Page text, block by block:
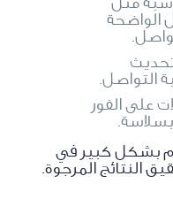
الواضحة
التواصل.
على الفور
بشكل كبير في
النتائج المرجوة.